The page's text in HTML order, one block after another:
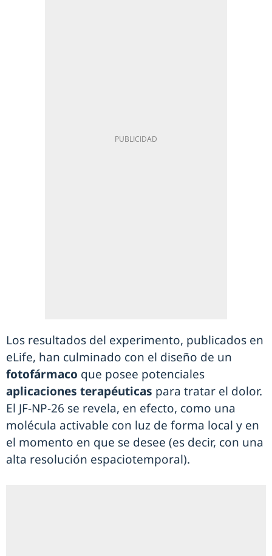
Los resultados del experimento, publicados en
eLife, han culminado con el diseño de un
fotofármaco que posee potenciales
aplicaciones terapéuticas para tratar el dolor.
El JF-NP-26 se revela, en efecto, como una
molécula activable con luz de forma local y en
el momento en que se desee (es decir, con una
alta resolución espaciotemporal).